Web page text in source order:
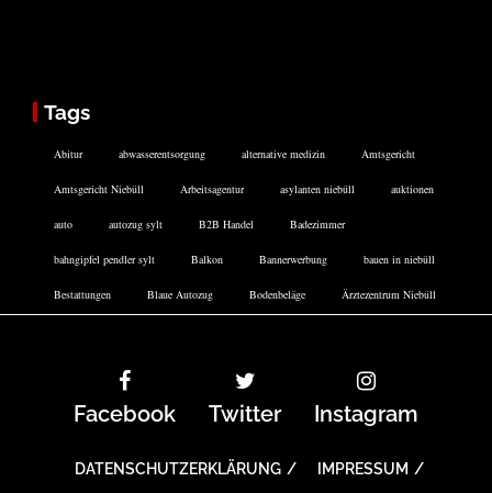
Tags
Abitur abwasserentsorgung alternative medizin Amtsgericht
Amtsgericht Niebüll Arbeitsagentur asylanten niebüll auktionen
auto autozug sylt B2B Handel Badezimmer
bahngipfel pendler sylt Balkon Bannerwerbung bauen in niebüll
Bestattungen Blaue Autozug Bodenbeläge Ärztezentrum Niebüll
Facebook Twitter Instagram
DATENSCHUTZERKLÄRUNG IMPRESSUM